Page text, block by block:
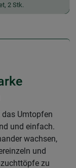
2 Stk.
Umtopfen
und einfach.
wachsen,
und
zu